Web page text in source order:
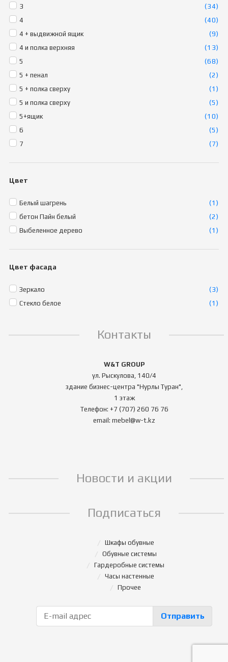
3
(34)
4
(40)
4 + выдвижной ящик
(9)
4 и полка верхняя
(13)
5
(68)
5 + пенал
(2)
5 + полка сверху
(1)
5 и полка сверху
(5)
5+ящик
(10)
6
(5)
7
(7)
Цвет
Белый шагрень
(1)
бетон Пайн белый
(2)
Выбеленное дерево
(1)
Цвет фасада
Зеркало
(3)
Стекло белое
(1)
Контакты
W&T GROUP
ул. Рыскулова, 140/4
здание бизнес-центра "Нурлы Туран",
1 этаж
Телефон: +7 (707) 260 76 76
email: mebel@w-t.kz
Новости и акции
Подписаться
Шкафы обувные
Обувные системы
Гардеробные системы
Часы настенные
Прочее